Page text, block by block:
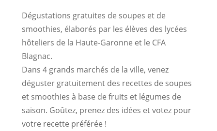
Dégustations gratuites de soupes et de
smoothies, élaborés par les élèves des lycées
hôteliers de la Haute-Garonne et le CFA
Blagnac.
Dans 4 grands marchés de la ville, venez
déguster gratuitement des recettes de soupes
et smoothies à base de fruits et légumes de
saison. Goûtez, prenez des idées et votez pour
votre recette préférée !